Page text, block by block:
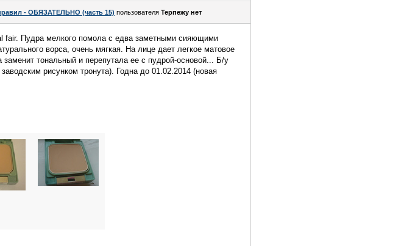
- ОБЯЗАТЕЛЬНО (часть 15) пользователя Терпежу нет
fair. Пудра мелкого помола с едва заметными сияющими
ворса, очень мягкая. На лице дает легкое матовое
тональный и перепутала ее с пудрой-основой... Б/у
рисунком тронута). Годна до 01.02.2014 (новая